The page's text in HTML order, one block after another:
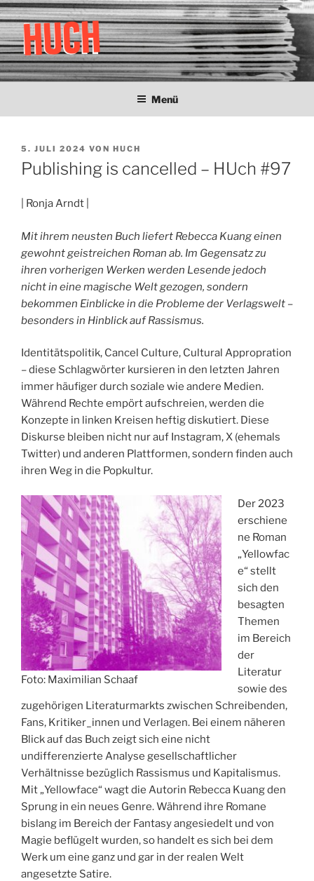
Zum
Inhalt
springen
HUCH
Zeitung der Studentischen Selbstverwaltung
Menü
VERÖFFENTLICHT
AM
5. JULI 2024 VON HUCH
Publishing is cancelled – HUch #97
| Ronja Arndt |
Mit ihrem neusten Buch liefert Rebecca Kuang einen
gewohnt geistreichen Roman ab. Im Gegensatz zu
ihren vorherigen Werken werden Lesende jedoch
nicht in eine magische Welt gezogen, sondern
bekommen Einblicke in die Probleme der Verlagswelt –
besonders in Hinblick auf Rassismus.
Identitätspolitik, Cancel Culture, Cultural Appropration
– diese Schlagwörter kursieren in den letzten Jahren
immer häufiger durch soziale wie andere Medien.
Während Rechte empört aufschreien, werden die
Konzepte in linken Kreisen heftig diskutiert. Diese
Diskurse bleiben nicht nur auf Instagram, X (ehemals
Twitter) und anderen Plattformen, sondern finden auch
ihren Weg in die Popkultur.
Foto: Maximilian Schaaf
Der 2023
erschiene
ne Roman
„Yellowfac
e“ stellt
sich den
besagten
Themen
im Bereich
der
Literatur
sowie des
zugehörigen Literaturmarkts zwischen Schreibenden,
Fans, Kritiker_innen und Verlagen. Bei einem näheren
Blick auf das Buch zeigt sich eine nicht
undifferenzierte Analyse gesellschaftlicher
Verhältnisse bezüglich Rassismus und Kapitalismus.
Mit „Yellowface“ wagt die Autorin Rebecca Kuang den
Sprung in ein neues Genre. Während ihre Romane
bislang im Bereich der Fantasy angesiedelt und von
Magie beflügelt wurden, so handelt es sich bei dem
Werk um eine ganz und gar in der realen Welt
angesetzte Satire.